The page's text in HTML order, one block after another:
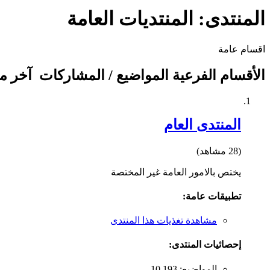
المنتدى: المنتديات العامة
اقسام عامة
الأقسام الفرعية المواضيع / المشاركات آخر
المنتدى العام
(28 مشاهد)
يختص بالامور العامة غير المختصة
تطبيقات عامة:
مشاهدة تغذيات هذا المنتدى
إحصائيات المنتدى: